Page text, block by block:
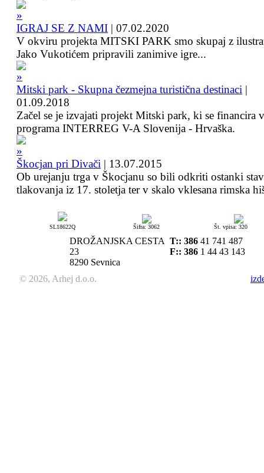
IGRAJ SE Z NAMI | 07.02.2020
V okviru projekta MITSKI PARK smo skupaj z
Jako Vukotićem pripravili zanimive igre...
Mitski park - Skupna čezmejna turistična destinaci |
01.09.2018
Začel se je izvajati projekt Mitski park, ki se financira
programa INTERREG V-A Slovenija - Hrvaška.
Škocjan pri Divači | 13.07.2015
Ob urejanju trga v Škocjanu so bili odkriti ostanki
tlakovanja iz 17. stoletja ter v skalo vklesana rimska
SL18622Q Šifra: 3062 Št. vpisa: 320
DROŽANJSKA CESTA
23
8290 Sevnica
T:: 386 41 741 487
F:: 386 1 44 43 143
© 2026, Arhej d.o.o.